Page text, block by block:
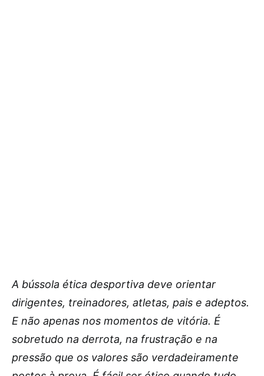
A bússola ética desportiva deve orientar
dirigentes, treinadores, atletas, pais e adeptos.
E não apenas nos momentos de vitória. É
sobretudo na derrota, na frustração e na
pressão que os valores são verdadeiramente